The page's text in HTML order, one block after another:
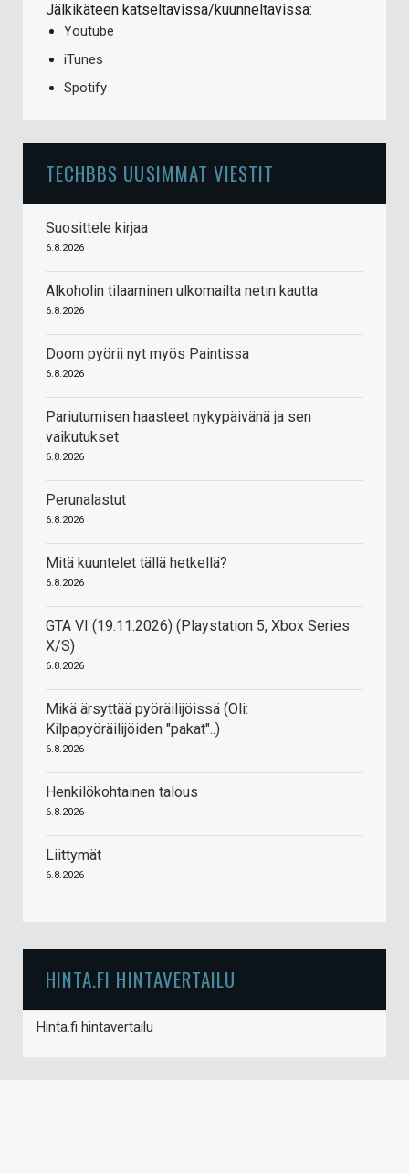
Jälkikäteen katseltavissa/kuunneltavissa:
Youtube
iTunes
Spotify
TECHBBS UUSIMMAT VIESTIT
Suosittele kirjaa
6.8.2026
Alkoholin tilaaminen ulkomailta netin kautta
6.8.2026
Doom pyörii nyt myös Paintissa
6.8.2026
Pariutumisen haasteet nykypäivänä ja sen
vaikutukset
6.8.2026
Perunalastut
6.8.2026
Mitä kuuntelet tällä hetkellä?
6.8.2026
GTA VI (19.11.2026) (Playstation 5, Xbox Series
X/S)
6.8.2026
Mikä ärsyttää pyöräilijöissä (Oli:
Kilpapyöräilijöiden "pakat"..)
6.8.2026
Henkilökohtainen talous
6.8.2026
Liittymät
6.8.2026
HINTA.FI HINTAVERTAILU
Hinta.fi hintavertailu